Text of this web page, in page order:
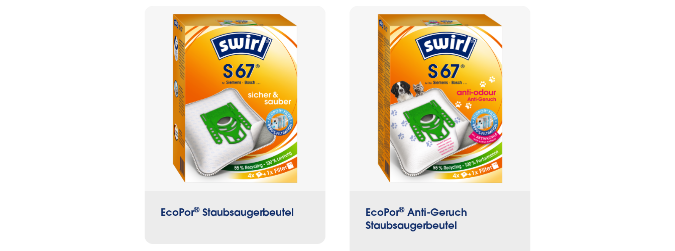
aufgesaugten Schmutz, welche sich über die Zeit im Staubsaugerbeutel
vermehren können.
EcoPor® Staubsaugerbeutel EcoPor® Anti-Geruch
Staubsaugerbeutel